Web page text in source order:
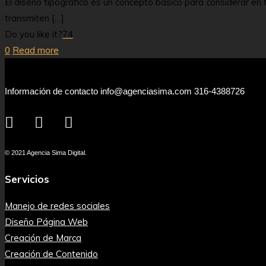
transmiten […]
Do you like it?74
0 Read more
Información de contacto info@agenciasima.com 316-4388726
© 2021 Agencia Sima Digital.
Servicios
Manejo de redes sociales
Diseño Página Web
Creación de Marca
Creación de Contenido